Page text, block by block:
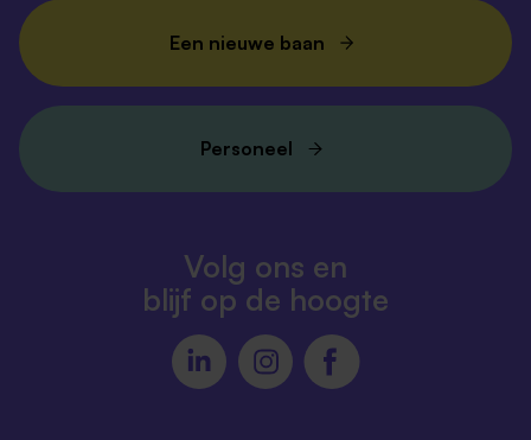
Een nieuwe baan
Personeel
Volg ons en
blijf op de hoogte